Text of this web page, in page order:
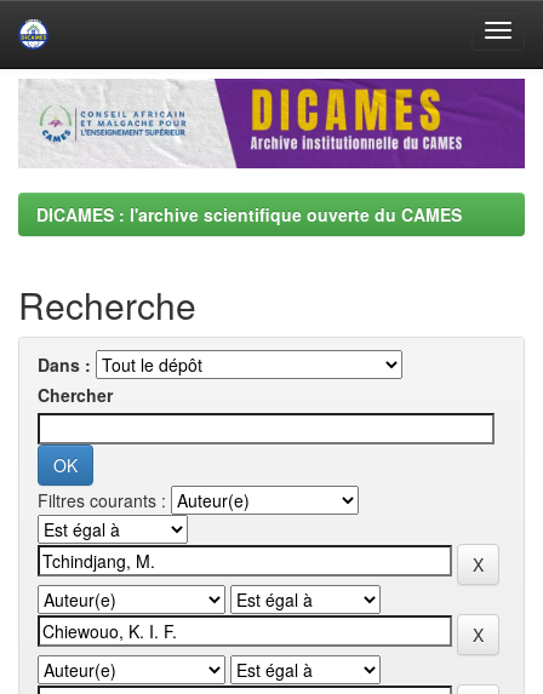
Skip
navigation
DICAMES : l'archive scientifique ouverte du CAMES
Recherche
Dans :
Chercher
Filtres courants :